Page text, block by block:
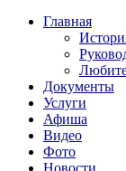
Главная
Документы
Услуги
Афиша
Видео
Фото
Новости